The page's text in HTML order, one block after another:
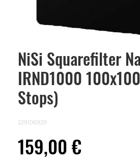
NiSi Squarefilter
IRND1000
Stops)
229106929
159,00 €
Skip
beginning
images